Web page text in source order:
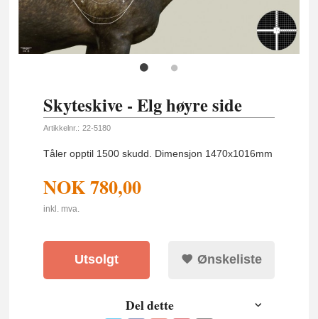
Skyteskive - Elg høyre side
Artikkelnr.: 22-5180
Tåler opptil 1500 skudd. Dimensjon 1470x1016mm
NOK780,00
inkl. mva.
Utsolgt Ønskeliste
Del dette